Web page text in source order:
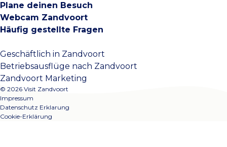
Plane deinen Besuch
Webcam Zandvoort
Häufig gestellte Fragen
Geschäftlich in Zandvoort
Betriebsausflüge nach Zandvoort
Zandvoort Marketing
© 2026 Visit Zandvoort
Impressum
Datenschutz Erklarung
Cookie-Erklärung